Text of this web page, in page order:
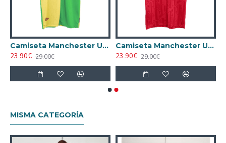
Camiseta Manchester United 1992/94 Visitante Retro Verde/Amarillo
23.90€ 29.00€
Camiseta Manchester United 1992/94 Local Retro Rojo
23.90€ 29.00€
MISMA CATEGORÍA